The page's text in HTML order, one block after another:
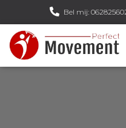
Bel mij:
Email mij: